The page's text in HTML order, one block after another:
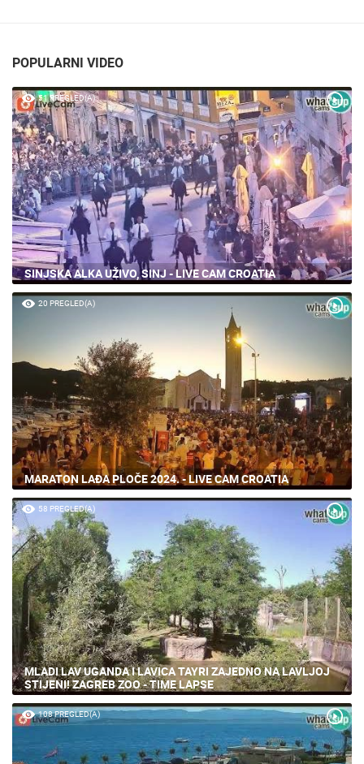
POPULARNI VIDEO
51 PREGLED(A)
SINJSKA ALKA UŽIVO, SINJ - LIVE CAM CROATIA
20 PREGLED(A)
MARATON LAĐA PLOČE 2024. - LIVE CAM CROATIA
58 PREGLED(A)
MLADI LAV UGANDA I LAVICA TAYRI ZAJEDNO NA LAVLJOJ
STIJENI! ZAGREB ZOO - TIME LAPSE
108 PREGLED(A)